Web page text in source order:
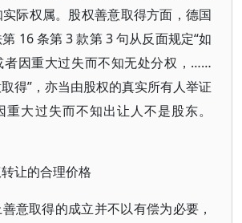
际权属。股权善意取得方面，德国
16 条第 3 款第 3 句从反面规定“如
者因重大过失而不知无处分权，……
得”，亦当由股权的真实所有人举证
大过失而不知出让人不是股东。
转让的合理价格
意取得的成立并不以有偿为必要，